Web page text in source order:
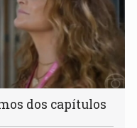
dos capítulos